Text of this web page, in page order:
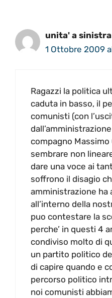
unita' a sinistra
1 Ottobre 2009
Ragazzi la politica
caduta in basso, il
comunisti (con
compagno Massimo
sembrare non
dare una voce ai
soffrono il disagio
amministrazione ha
all’interno della
puo contestare la
perche’ in questi 4
condiviso molto di
un partito politico
di capire quando e
percorso politico
noi comunisti